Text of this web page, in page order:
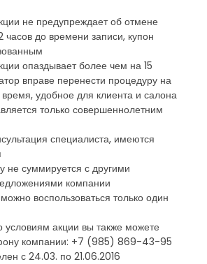
не предупреждает об отмене
часов до времени записи, купон
опаздывает более чем на 15
вправе перенести процедуру на
удобное для клиента и салона
только совершеннолетним
специалиста, имеются
не суммируется с другими
компании
воспользоваться только один
акции вы также можете
компании: +7 (985) 869-43-95
с 24.03. по 21.06.2016